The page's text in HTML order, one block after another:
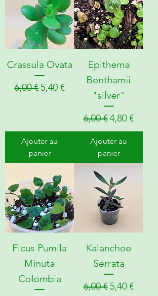
Crassula Ovata
Prix original
6,00 € Prix promotionnel
5,40 €
Ajouter au
panier
Epithema
Benthamii
"silver"
Prix original
6,00 €Prix
4,80 €
Ajouter au
panier
Ficus Pumila
Minuta
Colombia
Kalanchoe
Serrata
Prix original
6,00 € Prix
5,40 €